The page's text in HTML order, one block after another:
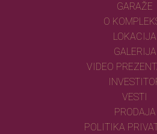
GARAŽE
O
LOKACIJA
GALERIJA
VIDEO
VESTI
PRODAJA
POLITIKA